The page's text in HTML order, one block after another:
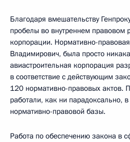
Благодаря вмешательству
пробелы во внутреннем правовом
корпорации. Нормативно-
Владимирович, была просто
авиастроительная корпорация
в соответствие с действующим
120 нормативно-правовых актов.
работали, как ни парадоксально, в
нормативно-правовой базы.
Работа по обеспечению закона в